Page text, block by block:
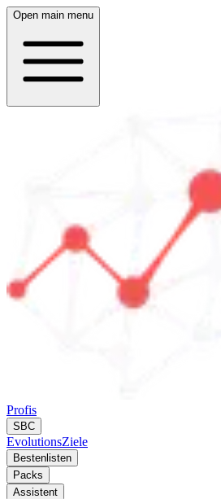
Open main menu
Profis
SBC
EvolutionsZiele
Bestenlisten
Packs
Assistent